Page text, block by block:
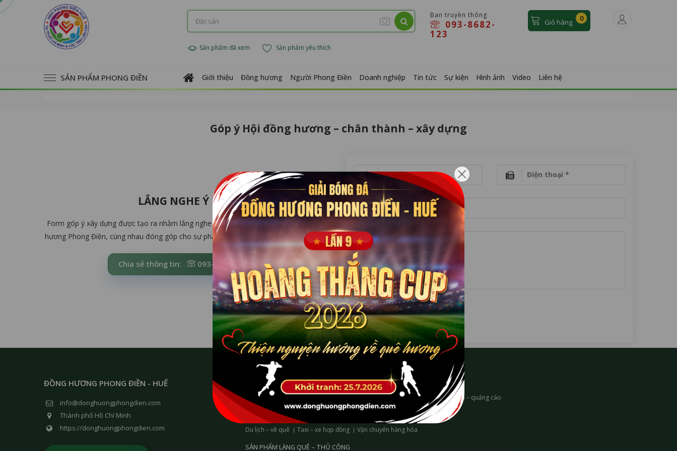
Ban truyền thông
093-8682-
123
Giỏ hàng 0
Sản phẩm đã xem Sản phẩm yêu thích
SẢN PHẨM PHONG ĐIỀN Giới thiệu Đồng hương Người Phong Điền Doanh nghiệp Tin tức Sự kiện Hình ảnh Video Liên hệ
Góp ý Hội đồng hương – chân thành – xây dựng
LẮNG NGHE Ý KIẾN
Form góp ý xây dựng được tạo ra nhằm lắng nghe ý kiến, đề xuất và chia sẻ của đồng
hương Phong Điền, cùng nhau đóng góp cho sự phát triển chung của Hội và cộng đồng.
Chia sẻ thông tin: 093-8682-123
Họ tên * Điện thoại *
Địa chỉ
Nội dung *
ĐỒNG HƯƠNG PHONG ĐIỀN - HUẾ
info@donghuongphongdien.com
Thành phố Hồ Chí Minh
https://donghuongphongdien.com
DỊCH VỤ ĐỜI SỐNG
Các dịch vụ hỗ trợ khác Cơ khí – nhôm kính Điện – nước – sửa chữa In ấn – quảng cáo
VẬN CHUYỂN – DU LỊCH
Du lịch – về quê Taxi – xe hợp đồng Vận chuyển hàng hóa
SẢN PHẨM LÀNG QUÊ – THỦ CÔNG